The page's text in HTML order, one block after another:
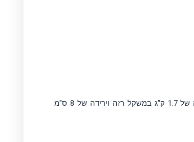
שינוי איכותי בהרכב הגוף אשר כלל- ירידה של 6 ק"ג במסת השומן, עלייה של 1.7 ק"ג במשקל רזה וירידה של 8 ס"מ